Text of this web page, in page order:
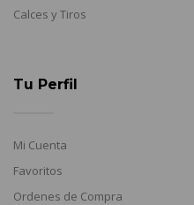
Calces y Tiros
Tu Perfil
Mi Cuenta
Favoritos
Ordenes de Compra